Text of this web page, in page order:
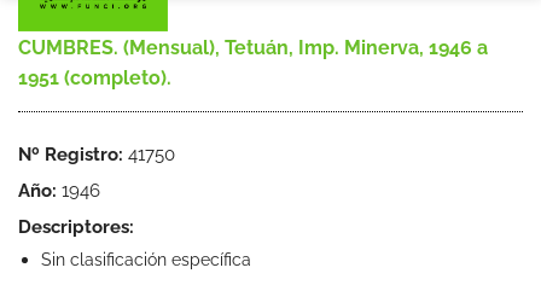
CUMBRES. (Mensual), Tetuán, Imp. Minerva, 1946 a
1951 (completo).
Nº Registro: 41750
Año: 1946
Descriptores:
Sin clasificación específica